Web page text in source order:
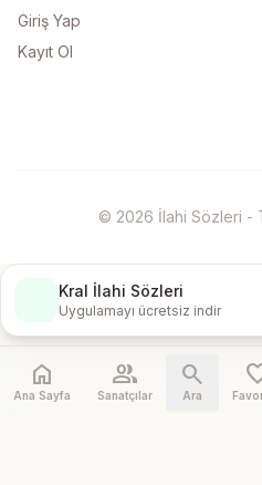
Giriş Yap
Kayıt Ol
© 2026 İlahi Sözleri -
Kral İlahi Sözleri
Uygulamayı ücretsiz indir
home
Ana Sayfa
people
Sanatçılar
search
Ara